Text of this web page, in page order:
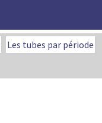
Les tubes par période